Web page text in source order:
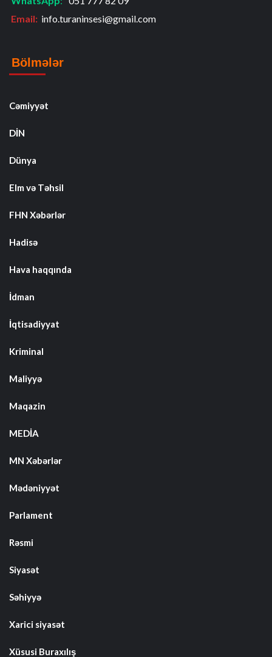
Email: info.turaninsesi@gmail.com
Bölmələr
Cəmiyyət
DİN
Dünya
Elm və Təhsil
FHN Xəbərlər
Hadisə
Hava haqqında
İdman
İqtisadiyyat
Kriminal
Maliyyə
Maqazin
MEDİA
MN Xəbərlər
Mədəniyyət
Parlament
Rəsmi
Siyasət
Səhiyyə
Xarici siyasət
Xüsusi Buraxılış